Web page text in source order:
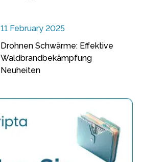
11 February 2025
Drohnen Schwärme: Effektive
Waldbrandbekämpfung
Neuheiten